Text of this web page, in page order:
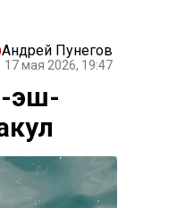
Андрей Пунегов
17 мая 2026, 19:47
эш-